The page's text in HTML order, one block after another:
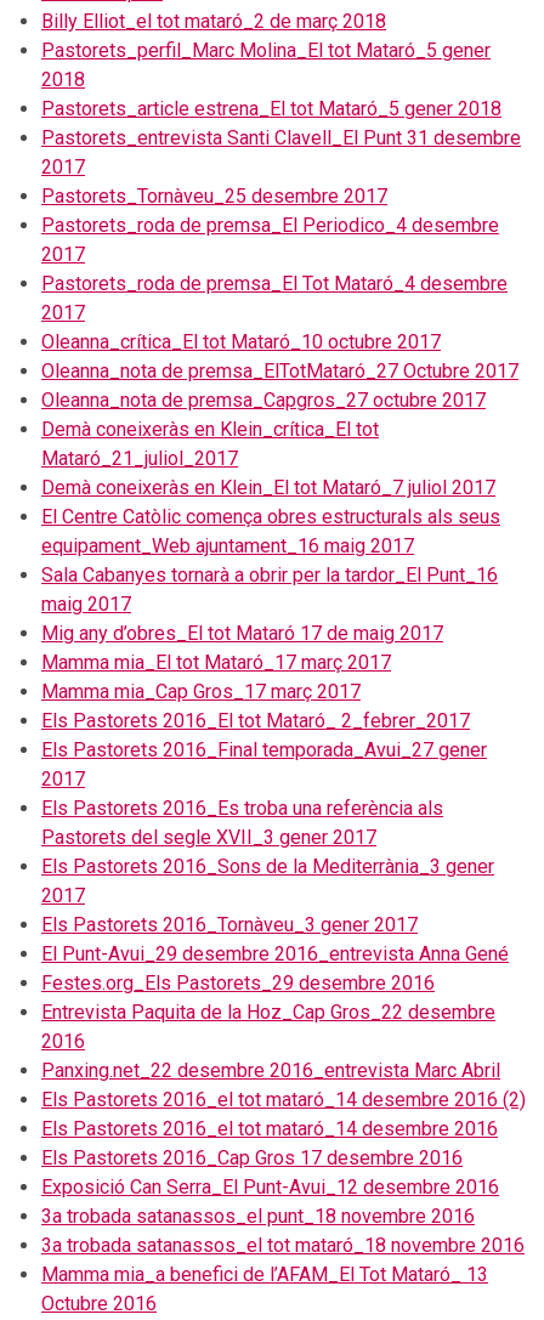
Billy Elliot_el tot mataró_2 de març 2018
Pastorets_perfil_Marc Molina_El tot Mataró_5 gener
2018
Pastorets_article estrena_El tot Mataró_5 gener 2018
Pastorets_entrevista Santi Clavell_El Punt 31 desembre
2017
Pastorets_Tornàveu_25 desembre 2017
Pastorets_roda de premsa_El Periodico_4 desembre
2017
Pastorets_roda de premsa_El Tot Mataró_4 desembre
2017
Oleanna_crítica_El tot Mataró_10 octubre 2017
Oleanna_nota de premsa_ElTotMataró_27 Octubre 2017
Oleanna_nota de premsa_Capgros_27 octubre 2017
Demà coneixeràs en Klein_crítica_El tot
Mataró_21_juliol_2017
Demà coneixeràs en Klein_El tot Mataró_7 juliol 2017
El Centre Catòlic comença obres estructurals als seus
equipament_Web ajuntament_16 maig 2017
Sala Cabanyes tornarà a obrir per la tardor_El Punt_16
maig 2017
Mig any d’obres_El tot Mataró 17 de maig 2017
Mamma mia_El tot Mataró_17 març 2017
Mamma mia_Cap Gros_17 març 2017
Els Pastorets 2016_El tot Mataró_ 2_febrer_2017
Els Pastorets 2016_Final temporada_Avui_27 gener
2017
Els Pastorets 2016_Es troba una referència als
Pastorets del segle XVII_3 gener 2017
Els Pastorets 2016_Sons de la Mediterrània_3 gener
2017
Els Pastorets 2016_Tornàveu_3 gener 2017
El Punt-Avui_29 desembre 2016_entrevista Anna Gené
Festes.org_Els Pastorets_29 desembre 2016
Entrevista Paquita de la Hoz_Cap Gros_22 desembre
2016
Panxing.net_22 desembre 2016_entrevista Marc Abril
Els Pastorets 2016_el tot mataró_14 desembre 2016 (2)
Els Pastorets 2016_el tot mataró_14 desembre 2016
Els Pastorets 2016_Cap Gros 17 desembre 2016
Exposició Can Serra_El Punt-Avui_12 desembre 2016
3a trobada satanassos_el punt_18 novembre 2016
3a trobada satanassos_el tot mataró_18 novembre 2016
Mamma mia_a benefici de l’AFAM_El Tot Mataró_ 13
Octubre 2016